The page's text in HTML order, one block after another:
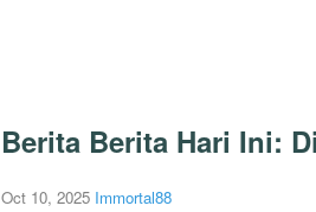
Berita Berita Hari Ini:
Oct 10, 2025 Immortal88